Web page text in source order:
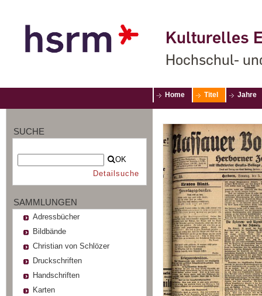
Kulturelles
Hochschul-
Home Titel Jahre
SUCHE
OK
Detailsuche
SAMMLUNGEN
Adressbücher
Bildbände
Christian von Schlözer
Druckschriften
Handschriften
Karten